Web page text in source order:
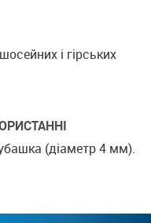
і гірських
(діаметр 4 мм).